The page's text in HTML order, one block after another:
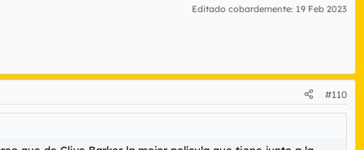
Editado cobardemente: 19 Feb 2023
#110